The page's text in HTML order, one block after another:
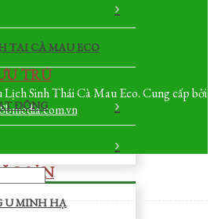
TẠI CÀ MAU ECO
TRÚ
ĐỘNG
SẢN
U MINH HẠ
Sinh Thái Cà Mau Eco. Cung cấp bởi
Sbmedia.com.vn